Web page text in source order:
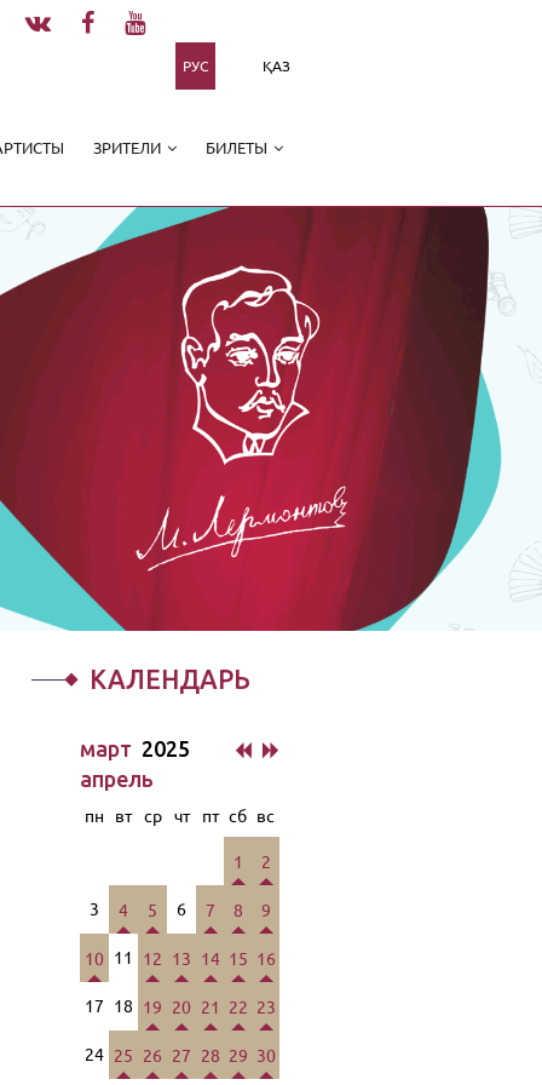
РУС ҚАЗ
ЗРИТЕЛИ БИЛЕТЫ
КАЛЕНДАРЬ
март 2025
апрель
пн вт ср чт пт сб вс
1 2
3 4 5 6 7 8 9
10 11 12 13 14 15 16
17 18 19 20 21 22 23
24 25 26 27 28 29 30